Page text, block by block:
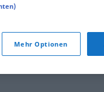
Mehr Optionen